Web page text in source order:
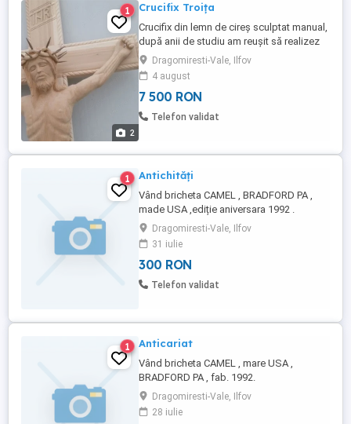
2
1 Crucifix Troița
Crucifix din lemn de cireș sculptat manual,
după anii de studiu am reușit să realizez
acest crucifix de o însemnată valoare
artistică, cu dimensiunile statuietei de 90
cm înaltă și crucea de 2,40 m înaltă cu
lățimea de 95 cm
Dragomiresti-Vale, Ilfov
4 august
7 500 RON
Telefon validat
1 Antichități
Vând bricheta CAMEL , BRADFORD PA ,
made USA ,ediție aniversara 1992 .
Dragomiresti-Vale, Ilfov
31 iulie
300 RON
Telefon validat
1 Anticariat
Vând bricheta CAMEL , mare USA ,
BRADFORD PA , fab. 1992.
Dragomiresti-Vale, Ilfov
28 iulie